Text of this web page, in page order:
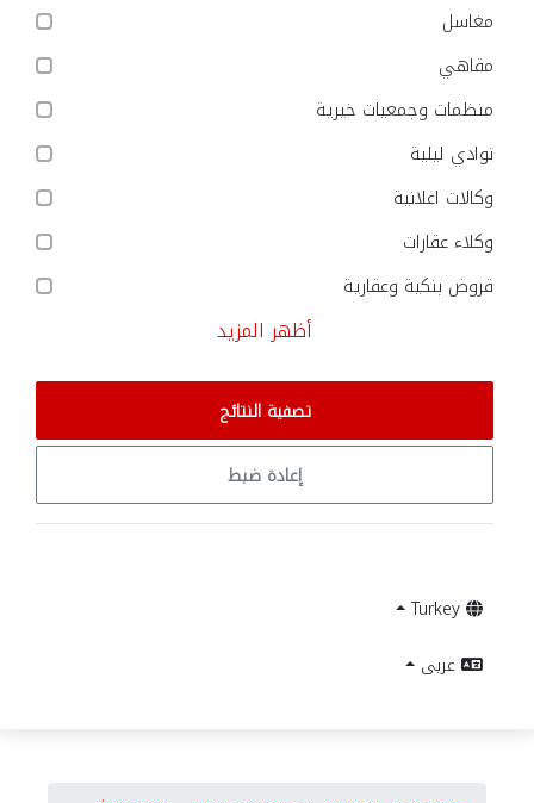
مغاسل
مقاهي
منظمات وجمعيات خيرية
نوادي ليلية
وكالات اعلانية
وكلاء عقارات
قروض بنكية وعقارية
أظهر المزيد
تصفية النتائج
إعادة ضبط
Turkey
عربى